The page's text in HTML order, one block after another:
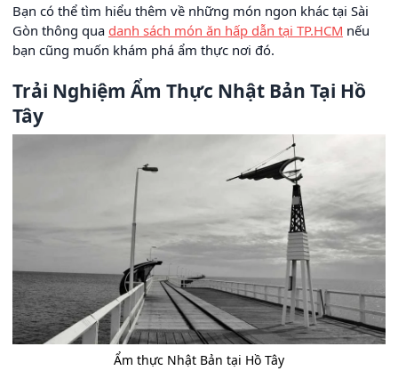
Bạn có thể tìm hiểu thêm về những món ngon khác tại Sài
Gòn thông qua danh sách món ăn hấp dẫn tại TP.HCM nếu
bạn cũng muốn khám phá ẩm thực nơi đó.
Trải Nghiệm Ẩm Thực Nhật Bản Tại Hồ
Tây
Ẩm thực Nhật Bản tại Hồ Tây